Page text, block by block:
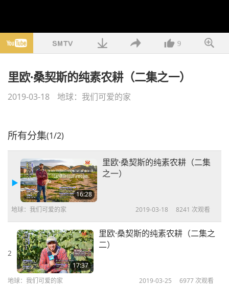
9
里欧·桑契斯的纯素农耕（二集之一）
2019-03-18 地球：我们可爱的家
所有分集(1/2)
16:28
里欧·桑契斯的纯素农耕（二集
之一）
地球：我们可爱的家 2019-03-18 8241 次观看
2
17:37
里欧·桑契斯的纯素农耕（二集之
二）
地球：我们可爱的家 2019-03-25 6977 次观看